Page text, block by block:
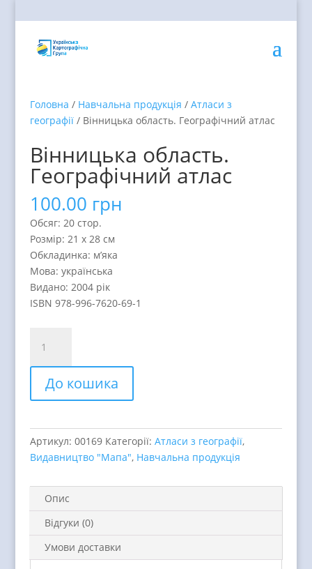
Головна / Навчальна продукція / Атласи з
географії/ Вінницька область. Географічний атлас
Вінницька область.
Географічний атлас
100.00 грн
Обсяг: 20 стор.
Розмір: 21 х 28 см
Обкладинка: м’яка
Мова: українська
Видано: 2004 рік
ISBN 978-996-7620-69-1
область.
Географічний
атлас
quantity
До кошика
Артикул: 00169 Категорії: Атласи з географії,
Видавництво "Мапа", Навчальна продукція
Опис
Відгуки (0)
Умови доставки